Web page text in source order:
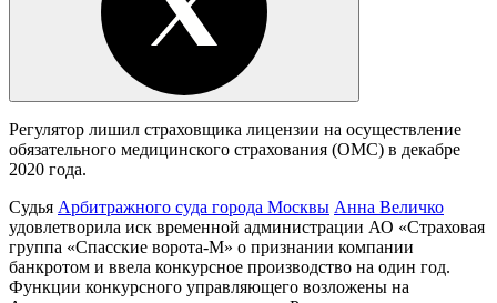
Регулятор лишил страховщика лицензии на осуществление
обязательного медицинского страхования (ОМС) в декабре
2020 года.
Судья Арбитражного суда города Москвы Анна Величко
удовлетворила иск временной администрации АО «Страховая
группа «Спасские ворота-М» о признании компании
банкротом и ввела конкурсное производство на один год.
Функции конкурсного управляющего возложены на